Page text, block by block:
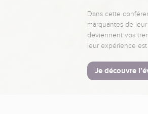
Dans cette
marquantes de
deviennent vos
leur expérience est
Je découvre